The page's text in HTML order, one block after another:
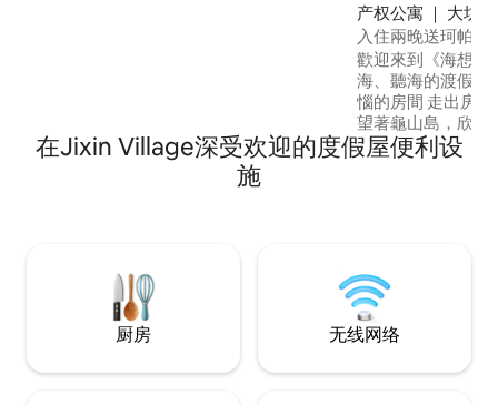
風光 讓您感受在都市外不同的戶外舒適空
間 跟好友同事們 把酒言歡歡唱整個夜晚 我
們備有高檔烤肉設備 酌收設備費用（設備
每人$1200 週六或連續假期 基本20位計費
週六及連假房費大約$38800-41800左右
产权公寓 ｜ 大坑里
入住兩晚送珂帕經典調酒
見 全新海景第一
賞日出可步行至海
歡迎來到《海想看見🌊》 一個
海、聽海的渡假屋
惱的房間 走出房間，離海最近的陽台，眺
望著龜山島，欣賞海
歡這片令人平靜的
海，期待與你們/妳
區，交通便利，頭
即可到達，至礁溪
25分鐘。 交通： 🚗頭城交流道下10分鐘車
程可到達 🚄距離
見》房源設備： -
在Jixin Village深受欢迎的度假屋便利设
施
厨房 无线网络